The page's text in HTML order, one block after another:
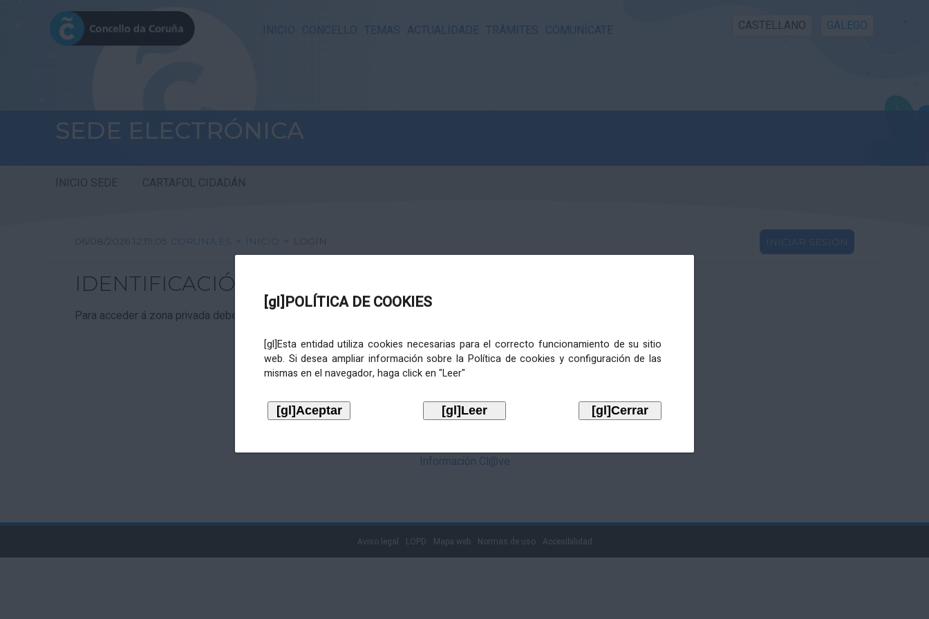
INICIO CONCELLO TEMAS ACTUALIDADE TRÁMITES COMUNÍCATE CASTELLANO GALEGO
SEDE ELECTRÓNICA
INICIO SEDE CARTAFOL CIDADÁN
[gl]POLÍTICA DE COOKIES
[gl]Esta entidad utiliza cookies necesarias para el correcto funcionamiento de su sitio
web. Si desea ampliar información sobre la Política de cookies y configuración de las
mismas en el navegador, haga click en "Leer"
06/08/2026 12:19:05 CORUNA.ES > INICIO > LOGIN INICIAR SESIÓN
IDENTIFICACIÓN
Para acceder á zona privada debe identificarse mediante Cl@ve. Pulse no logotipo
Información Cl@ve
Aviso legal LOPD Mapa web Normas de uso Accesibilidad